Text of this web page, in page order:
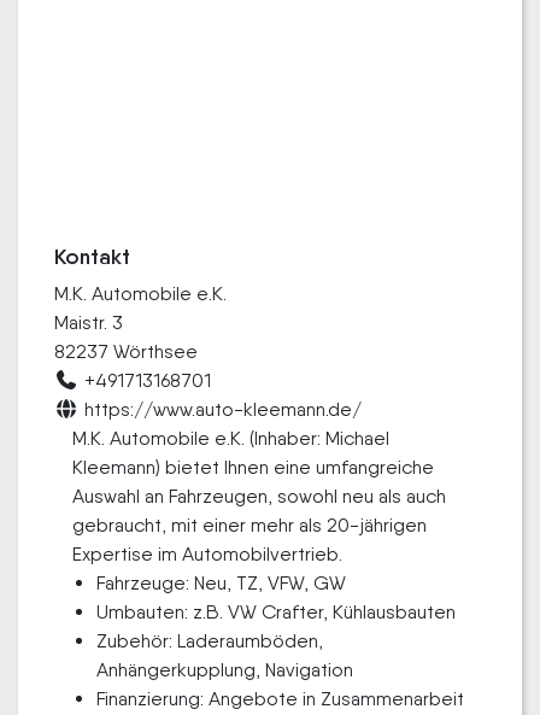
Kontakt
M.K. Automobile e.K.
Maistr. 3
82237 Wörthsee
+491713168701
https://www.auto-kleemann.de/
M.K. Automobile e.K. (Inhaber: Michael
Kleemann) bietet Ihnen eine umfangreiche
Auswahl an Fahrzeugen, sowohl neu als auch
gebraucht, mit einer mehr als 20-jährigen
Expertise im Automobilvertrieb.
Fahrzeuge: Neu, TZ, VFW, GW
Umbauten: z.B. VW Crafter, Kühlausbauten
Zubehör: Laderaumböden,
Anhängerkupplung, Navigation
Finanzierung: Angebote in Zusammenarbeit